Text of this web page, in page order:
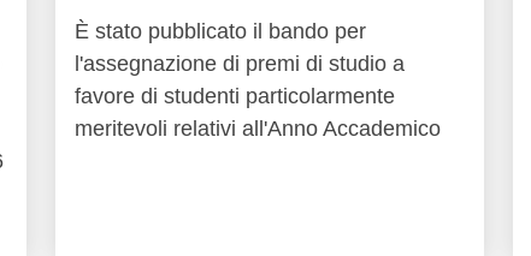
È stato pubblicato il bando per
l'assegnazione di premi di studio a
favore di studenti particolarmente
meritevoli relativi all'Anno Accademico